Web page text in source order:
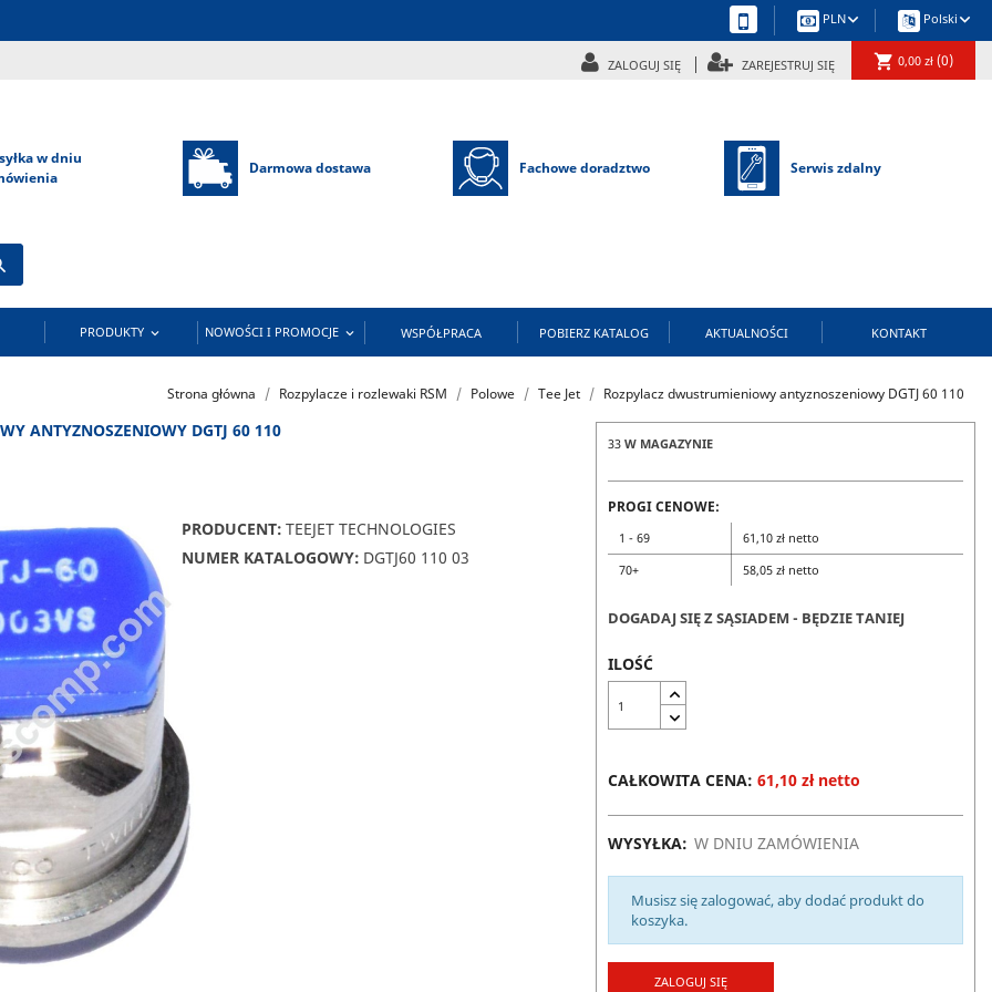
PLNkeyboard_arrow_down Polskikeyboard_arrow_down
ZALOGUJ SIĘ ZAREJESTRUJ SIĘ shopping_cart 0,00 zł (0)
w dniu
Darmowa dostawa Fachowe doradztwo Serwis zdalny
PRODUKTY  NOWOŚCI I PROMOCJE  WSPÓŁPRACA POBIERZ KATALOG AKTUALNOŚCI KONTAKT
Strona główna Rozpylacze i rozlewaki RSM Polowe Tee Jet Rozpylacz dwustrumieniowy antyznoszeniowy DGTJ 60 110
ANTYZNOSZENIOWY DGTJ 60 110
PRODUCENT: TEEJET TECHNOLOGIES
NUMER KATALOGOWY: DGTJ60 110 03
33 W MAGAZYNIE
PROGI CENOWE:
1 - 69
61,10 zł netto
70+
58,05 zł netto
DOGADAJ SIĘ Z SĄSIADEM - BĘDZIE TANIEJ
ILOŚĆ
CAŁKOWITA CENA: 61,10 zł netto
WYSYŁKA: W DNIU ZAMÓWIENIA
Musisz się zalogować, aby dodać produkt do
koszyka.
ZALOGUJ SIĘ